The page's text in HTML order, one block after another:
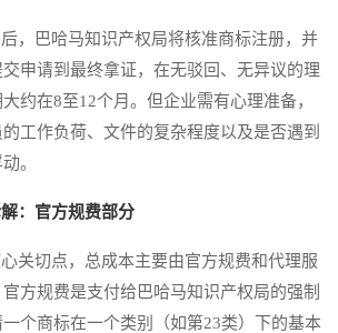
巴哈马知识产权局将核准商标注册，并
申请到最终拿证，在无驳回、无异议的理
约在8至12个月。但企业需有心理准备，
工作负荷、文件的复杂程度以及是否遇到
。
：官方规费部分
切点，总成本主要由官方规费和代理服
方规费是支付给巴哈马知识产权局的强制
个商标在一个类别（如第23类）下的基本